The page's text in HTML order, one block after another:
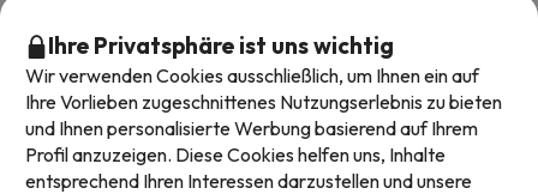
Ihre Privatsphäre ist uns wichtig
Wir verwenden Cookies ausschließlich, um Ihnen ein auf
Ihre Vorlieben zugeschnittenes Nutzungserlebnis zu bieten
und Ihnen personalisierte Werbung basierend auf Ihrem
Profil anzuzeigen. Diese Cookies helfen uns, Inhalte
entsprechend Ihren Interessen darzustellen und unsere